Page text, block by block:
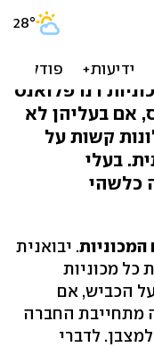
העגום -
רנו פלואנס
אם בעליהן לא
קשות על
בעלי
כלשהי
. יבואנית
כל מכוניות
הכביש, אם
מתחייבת החברה
לדברי